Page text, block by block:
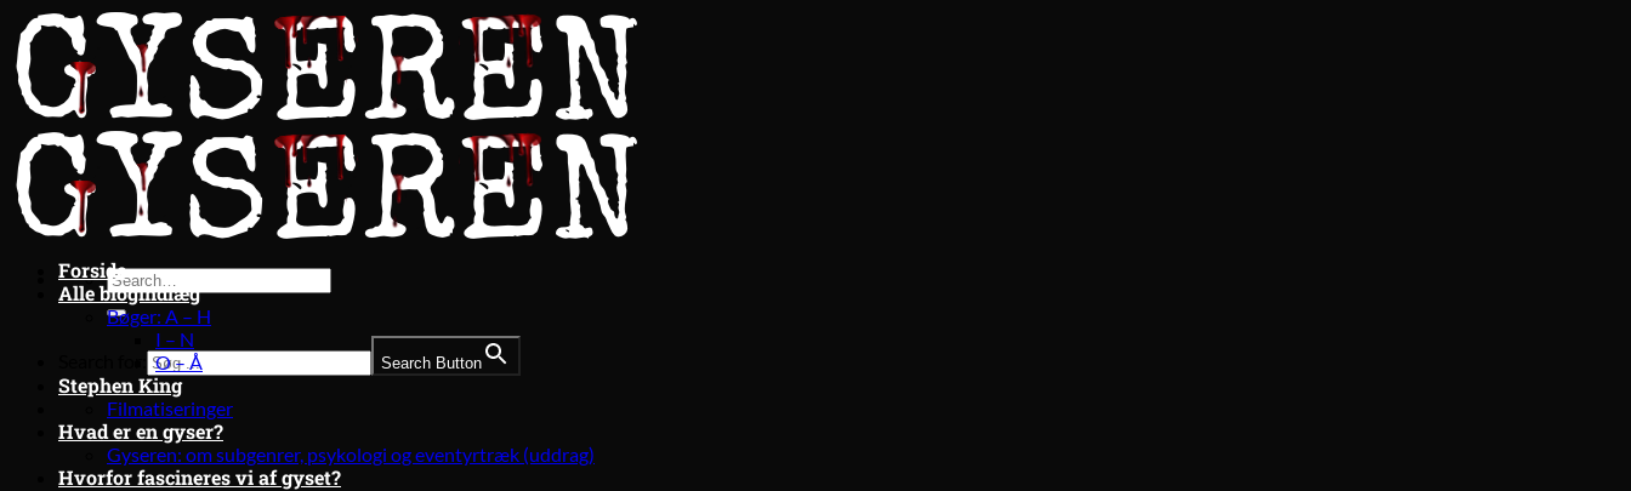
Fortsæt
til
indhold
Search Button
Forside
Alle blogindlæg
Bøger: A – H
I – N
O – Å
Stephen King
Filmatiseringer
Hvad er en gyser?
Gyseren: om subgenrer, psykologi og eventyrtræk (uddrag)
Hvorfor fascineres vi af gyset?